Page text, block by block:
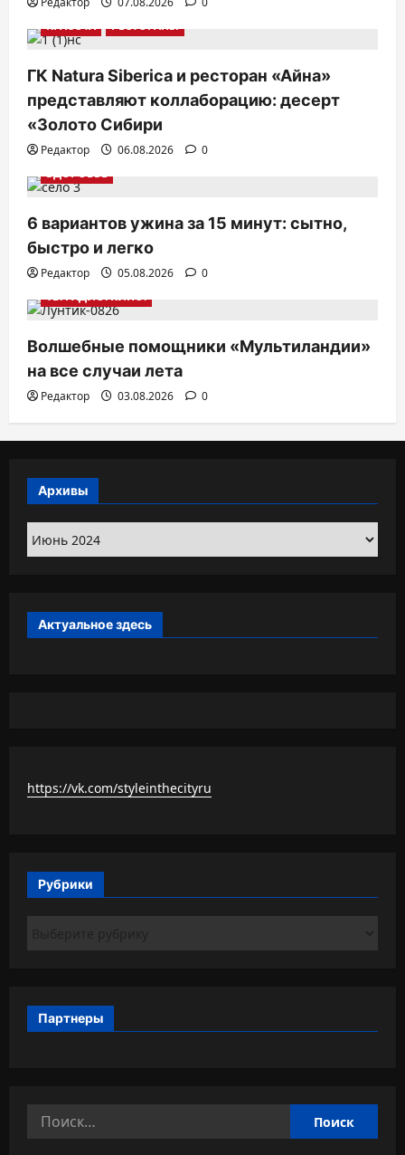
КРАСОТА
РЕСТОРАНЫ
ГК Natura Siberica и ресторан «Айна»
представляют коллаборацию: десерт
«Золото Сибири
Редактор 06.08.2026
0
ЗДОРОВЬЕ
6 вариантов ужина за 15 минут: сытно,
быстро и легко
Редактор 05.08.2026
0
ТВ. РАДИО. КИНО.
Волшебные помощники «Мультиландии»
на все случаи лета
Редактор 03.08.2026 0
Архивы
Архивы
Актуальное здесь
https://vk.com/styleinthecityru
Рубрики
Партнеры
Найти: